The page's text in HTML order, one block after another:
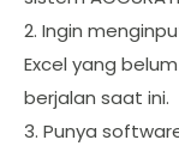
2. Ingin
Excel yang
berjalan saat ini.
3. Punya